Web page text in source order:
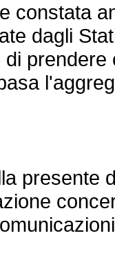
dagli
presente